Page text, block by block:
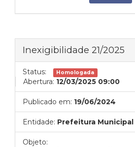
Inexigibilidade 21/2025
Status: Homologada
Abertura: 12/03/2025 09:00
Publicado em: 19/06/2024
Entidade: Prefeitura
Objeto: